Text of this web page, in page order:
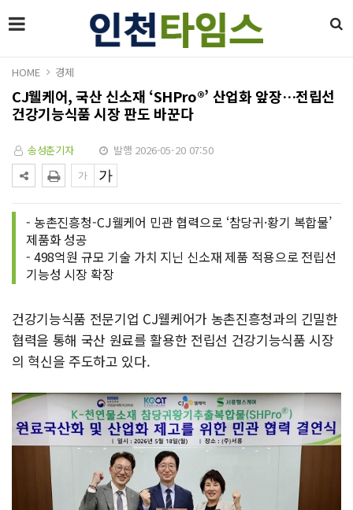
HOME 경제
CJ웰케어, 국산 신소재 ‘SHPro®’ 산업화 앞장…전립선
건강기능식품 시장 판도 바꾼다
송성춘기자 발행 2026-05-20 07:50
- 농촌진흥청-CJ웰케어 민관 협력으로 ‘참당귀·황기 복합물’
제품화 성공
- 498억원 규모 기술 가치 지닌 신소재 제품 적용으로 전립선
기능성 시장 확장
건강기능식품 전문기업 CJ웰케어가 농촌진흥청과의 긴밀한
협력을 통해 국산 원료를 활용한 전립선 건강기능식품 시장
의 혁신을 주도하고 있다.